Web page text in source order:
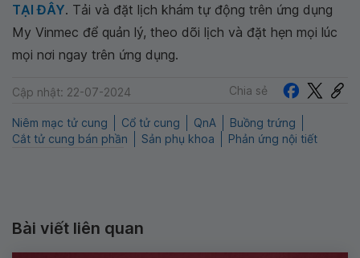
TẠI ĐÂY. Tải và đặt lịch khám tự động trên ứng dụng
My Vinmec để quản lý, theo dõi lịch và đặt hẹn mọi lúc
mọi nơi ngay trên ứng dụng.
Cập nhật: 22-07-2024 Chia sẻ
Niêm mạc tử cung Cổ tử cung QnA
Buồng trứng
Cắt tử cung bán phần
Sản phụ khoa Phản ứng nội tiết
Bài viết liên quan